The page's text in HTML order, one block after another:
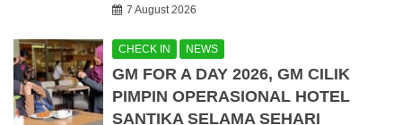
7 August 2026
CHECK IN NEWS
GM FOR A DAY 2026, GM CILIK
PIMPIN OPERASIONAL HOTEL
SANTIKA SELAMA SEHARI